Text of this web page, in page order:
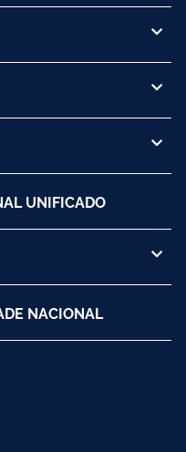
UNIFICADO
NACIONAL